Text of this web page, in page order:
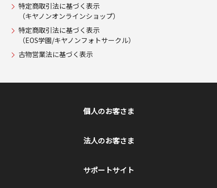
特定商取引法に基づく表示
（キヤノンオンラインショップ）
特定商取引法に基づく表示
（EOS学園/キヤノンフォトサークル）
古物営業法に基づく表示
個人のお客さま
法人のお客さま
サポートサイト